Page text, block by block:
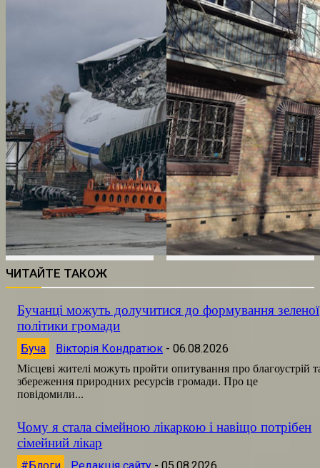
ЧИТАЙТЕ ТАКОЖ
Бучанці можуть долучитися до формування зеленої
політики громади
Буча Вікторія Кондратюк - 06.08.2026
Місцеві жителі можуть пройти опитування про благоустрій
збереження природних ресурсів громади. Про це
повідомили...
Чому я стала сімейною лікаркою і навіщо потрібен
сімейний лікар